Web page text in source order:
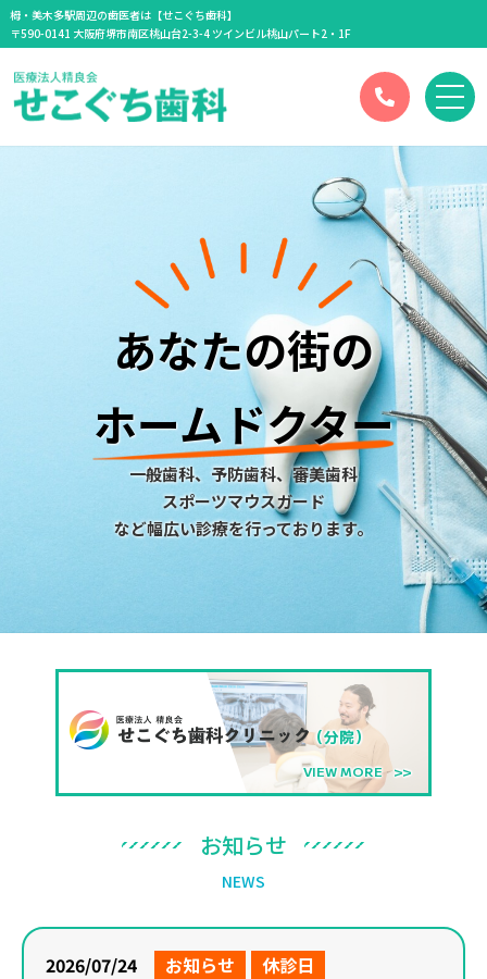
栂・美木多駅周辺の歯医者は【せこぐち歯科】
〒590-0141 大阪府堺市南区桃山台2-3-4 ツインビル桃山パート2・1F
あなたの街の
ホームドクター
一般歯科、予防歯科、審美歯科
スポーツマウスガード
など幅広い診療を行っております。
（分院）
VIEW MORE
お知らせ
NEWS
2026/07/24 お知らせ
休診日